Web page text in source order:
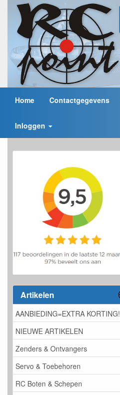
Home Contactgegevens
Inloggen
Artikelen
AANBIEDING=EXTRA KORTING!
NIEUWE ARTIKELEN
Zenders & Ontvangers
Servo & Toebehoren
RC Boten & Schepen